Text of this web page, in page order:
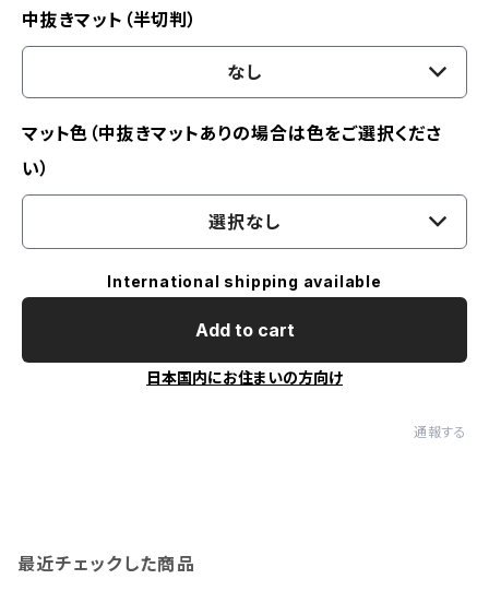
中抜きマット（半切判）
なし
マット色（中抜きマットありの場合は色をご選択くださ
い）
選択なし
International shipping available
Add to cart
日本国内にお住まいの方向け
通報する
最近チェックした商品